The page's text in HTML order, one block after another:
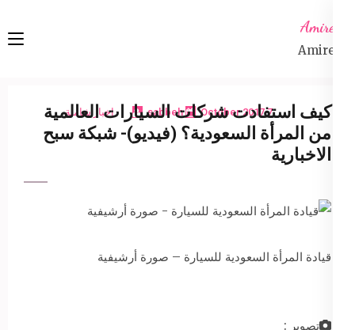
content
Enter)
Amireta
Amireta
7 October 2017
sabbeh اخبار شاملة
كيف استفادت شركات السيارات العالمية
من المرأة السعودية؟ (فيديو)- شبكة سبح
الاخبارية
قيادة المرأة السعودية للسيارة – صورة أرشيفية
تصوير :